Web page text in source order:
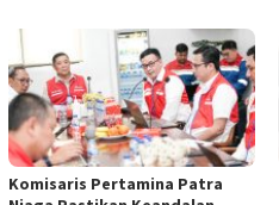
Komisaris Pertamina Patra